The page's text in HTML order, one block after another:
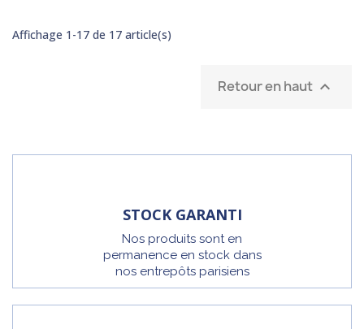
Affichage 1-17 de 17 article(s)
Retour en haut 
STOCK GARANTI
Nos produits sont en
permanence en stock dans
nos entrepôts parisiens